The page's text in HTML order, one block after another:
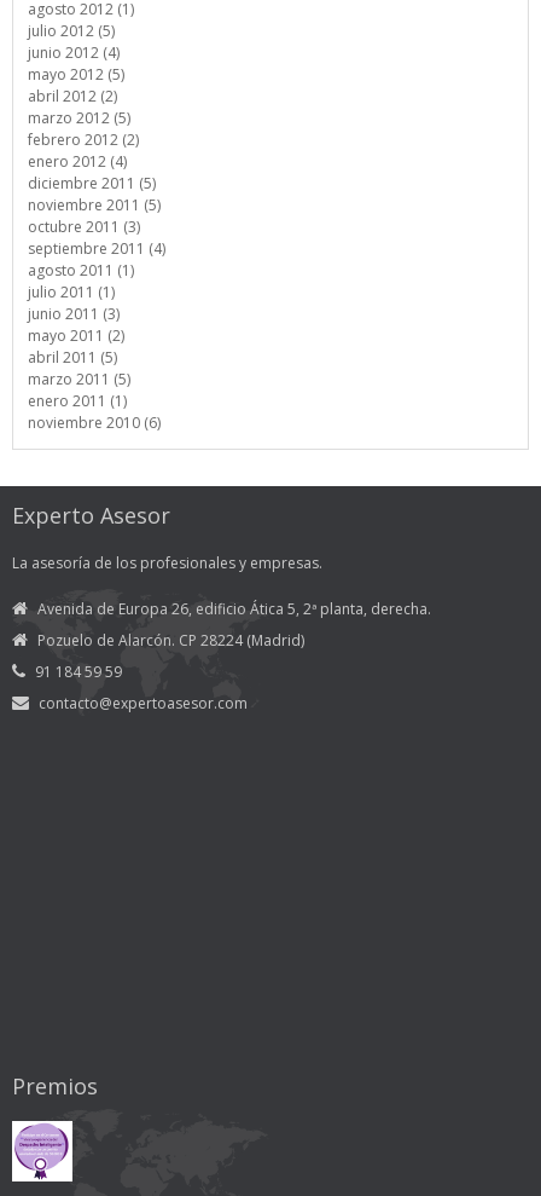
agosto 2012 (1)
julio 2012 (5)
junio 2012 (4)
mayo 2012 (5)
abril 2012 (2)
marzo 2012 (5)
febrero 2012 (2)
enero 2012 (4)
diciembre 2011 (5)
noviembre 2011 (5)
octubre 2011 (3)
septiembre 2011 (4)
agosto 2011 (1)
julio 2011 (1)
junio 2011 (3)
mayo 2011 (2)
abril 2011 (5)
marzo 2011 (5)
enero 2011 (1)
noviembre 2010 (6)
Experto Asesor
La asesoría de los profesionales y empresas.
Avenida de Europa 26, edificio Ática 5, 2ª planta, derecha.
Pozuelo de Alarcón. CP 28224 (Madrid)
91 184 59 59
contacto@expertoasesor.com
Premios